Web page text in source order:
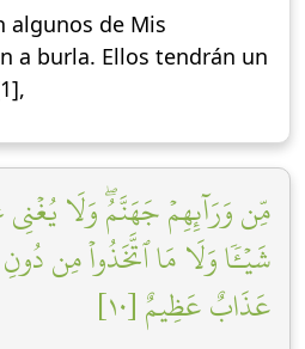
algunos de Mis
a burla. Ellos tendrán un
مِّن وَرَآئِهِمۡ جَهَنَّمُۖ وَلَا
شَيۡـٔٗا وَلَا مَا ٱتَّخَذُواْ مِن دُونِ
عَذَابٌ عَظِيمٌ [١٠]